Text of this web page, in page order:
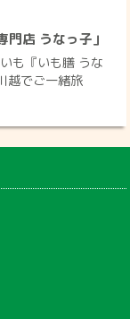
門店 うなっ子」
も『いも膳 うな
越でご一緒旅